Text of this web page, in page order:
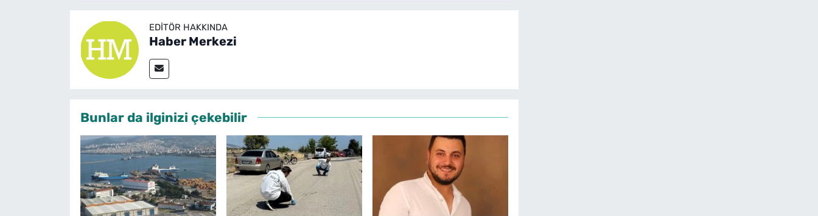
EDITÖR HAKKINDA
Haber Merkezi
Bunlar da ilginizi çekebilir